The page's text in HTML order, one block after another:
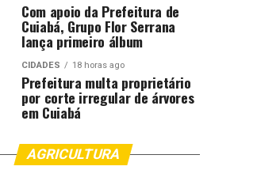
Com apoio da Prefeitura de
Cuiabá, Grupo Flor Serrana
lança primeiro álbum
CIDADES 18 horas ago
Prefeitura multa proprietário
por corte irregular de árvores
em Cuiabá
AGRICULTURA